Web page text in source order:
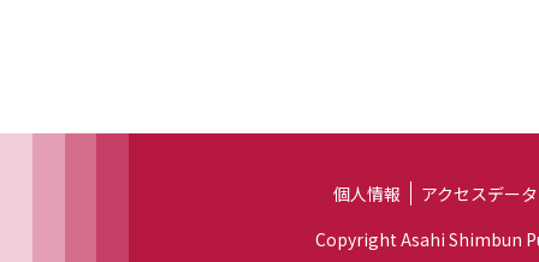
個人情報
アクセスデータ
Copyright Asahi Shimbun